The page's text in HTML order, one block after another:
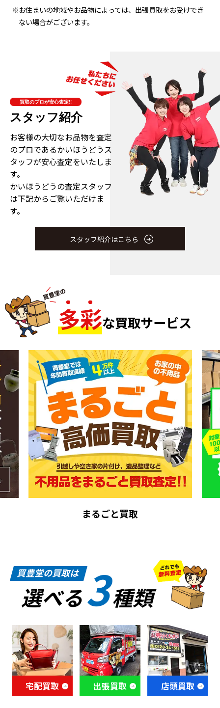
※お住まいの地域やお品物によっては、出張買取をお受けでき
ない場合がございます。
買取のプロが安心査定!!
スタッフ紹介
お客様の大切なお品物を査定
のプロであるかいほうどうス
タッフが安心査定をいたしま
す。
かいほうどうの査定スタッフ
は下記からご覧いただけま
す。
スタッフ紹介はこちら
多彩な買取サービス
まるごと買取
買豊堂の買取は
選べる3種類
宅配買取 出張買取 店頭買取